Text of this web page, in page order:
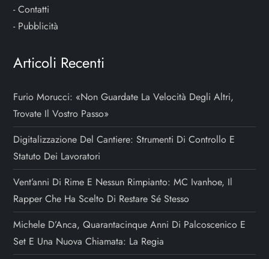
-Contatti
- Pubblicità
Articoli Recenti
Furio Morucci: «Non Guardate La Velocità Degli Altri,
Trovate Il Vostro Passo»
Digitalizzazione Del Cantiere: Strumenti Di Controllo E
Statuto Dei Lavoratori
Vent’anni Di Rime E Nessun Rimpianto: MC Ivanhoe, Il
Rapper Che Ha Scelto Di Restare Sé Stesso
Michele D’Anca, Quarantacinque Anni Di Palcoscenico E
Set E Una Nuova Chiamata: La Regia